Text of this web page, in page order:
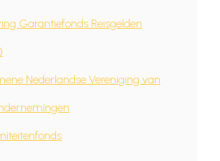
Garantiefonds Reisgelden
Nederlandse Vereniging van